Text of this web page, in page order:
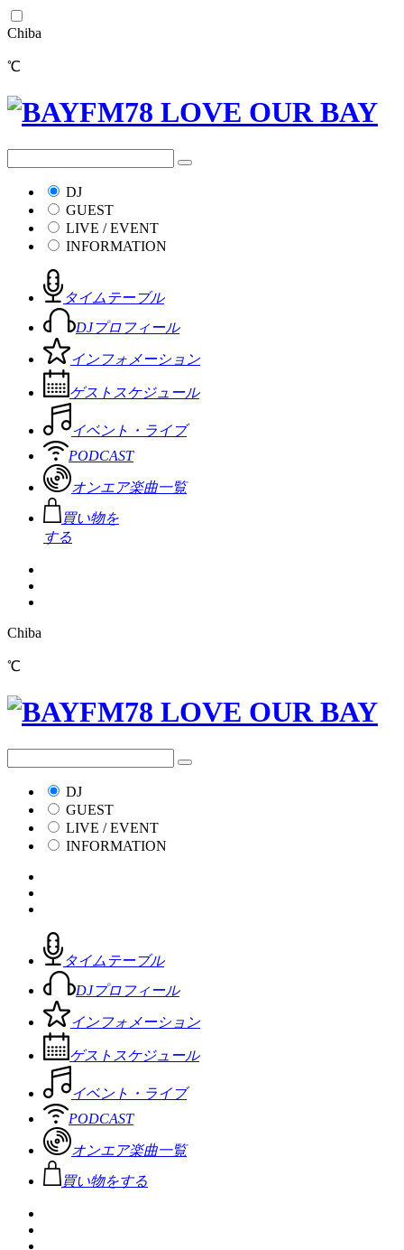
Chiba
℃
DJ
GUEST
LIVE / EVENT
INFORMATION
タイムテーブル
DJプロフィール
インフォメーション
ゲストスケジュール
イベント・ライブ
PODCAST
オンエア楽曲一覧
買い物を
する
Chiba
℃
DJ
GUEST
LIVE / EVENT
INFORMATION
タイムテーブル
DJプロフィール
インフォメーション
ゲストスケジュール
イベント・ライブ
PODCAST
オンエア楽曲一覧
買い物をする